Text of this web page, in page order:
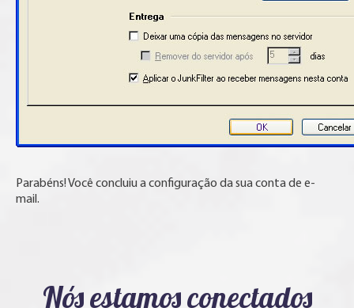
Parabéns! Você concluiu a configuração da sua conta de e-
mail.
Nós estamos conectados